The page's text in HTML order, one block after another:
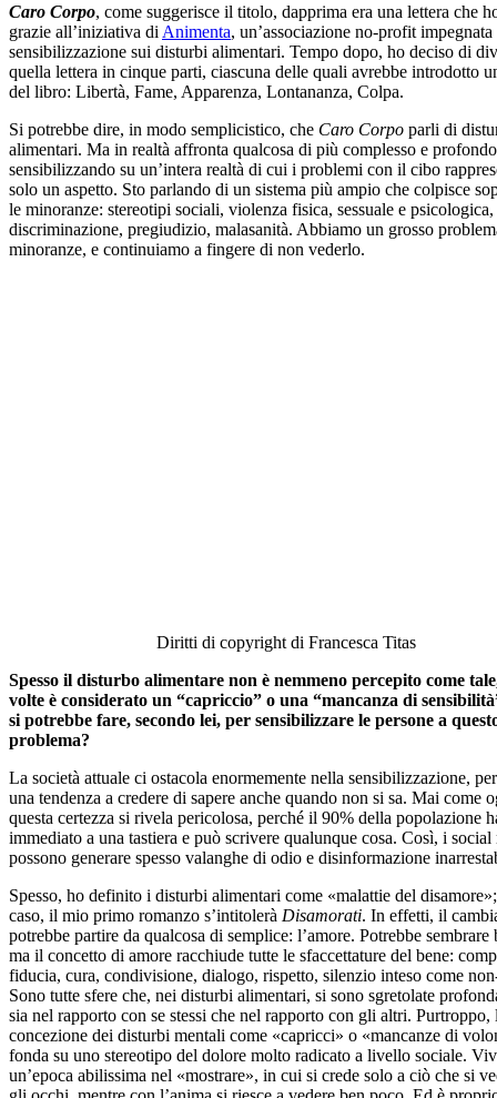
Caro Corpo, come suggerisce il titolo, dapprima era una lettera che
grazie all’iniziativa di Animenta, un’associazione no-profit impegnata
sensibilizzazione sui disturbi alimentari. Tempo dopo, ho deciso di
quella lettera in cinque parti, ciascuna delle quali avrebbe introdotto
del libro: Libertà, Fame, Apparenza, Lontananza, Colpa.
Si potrebbe dire, in modo semplicistico, che Caro Corpo parli di
alimentari. Ma in realtà affronta qualcosa di più complesso e
sensibilizzando su un’intera realtà di cui i problemi con il cibo
solo un aspetto. Sto parlando di un sistema più ampio che colpisce
le minoranze: stereotipi sociali, violenza fisica, sessuale e psicologica,
discriminazione, pregiudizio, malasanità. Abbiamo un grosso
minoranze, e continuiamo a fingere di non vederlo.
Diritti di copyright di Francesca Titas
Spesso il disturbo alimentare non è nemmeno percepito come
volte è considerato un “capriccio” o una “mancanza di
si potrebbe fare, secondo lei, per sensibilizzare le persone a
problema?
La società attuale ci ostacola enormemente nella sensibilizzazione,
una tendenza a credere di sapere anche quando non si sa. Mai come
questa certezza si rivela pericolosa, perché il 90% della popolazione
immediato a una tastiera e può scrivere qualunque cosa. Così, i social
possono generare spesso valanghe di odio e disinformazione
Spesso, ho definito i disturbi alimentari come «malattie del
caso, il mio primo romanzo s’intitolerà Disamorati. In effetti, il
potrebbe partire da qualcosa di semplice: l’amore. Potrebbe sembrare
ma il concetto di amore racchiude tutte le sfaccettature del bene:
fiducia, cura, condivisione, dialogo, rispetto, silenzio inteso come
Sono tutte sfere che, nei disturbi alimentari, si sono sgretolate
sia nel rapporto con se stessi che nel rapporto con gli altri. Purtroppo,
concezione dei disturbi mentali come «capricci» o «mancanze di
fonda su uno stereotipo del dolore molto radicato a livello sociale.
un’epoca abilissima nel «mostrare», in cui si crede solo a ciò che si